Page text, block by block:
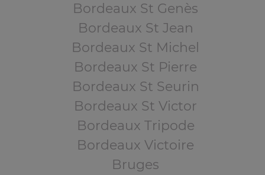
Bordeaux St Genès
Bordeaux St Jean
Bordeaux St Michel
Bordeaux St Pierre
Bordeaux St Seurin
Bordeaux St Victor
Bordeaux Tripode
Bordeaux Victoire
Bruges